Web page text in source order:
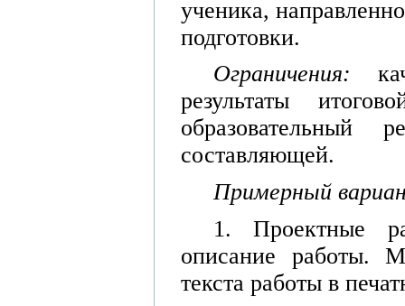
ученика,
подготовки.
Ограничения:
результаты
образовательный
составляющей.
Примерный
1. Проектные
описание работы.
текста работы в